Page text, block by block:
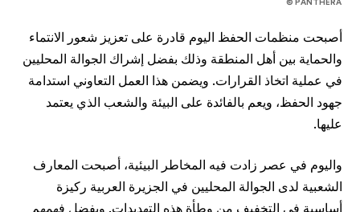
© PANTHERA
أصبحت منظمات الحفظ اليوم قادرة على تعزيز شعور الانتماء
والحماية بين أهل المنطقة وذلك بفضل إشراك الجوالة المحليين
في عملية اتخاذ القرارات. ويضمن هذا العمل التعاوني استدامة
جهود الحفظ، ويعم بالفائدة على البيئة والشعب الذي يعتمد
عليها.
واليوم في عصر زادت فيه المخاطر البيئية، أصبحت المعارف
الشعبية لدى الجوالة المحليين في الجزيرة العربية ركيزة
أساسية في التخفيف من وطأة هذه التهديدات. وبفضل فهمهم